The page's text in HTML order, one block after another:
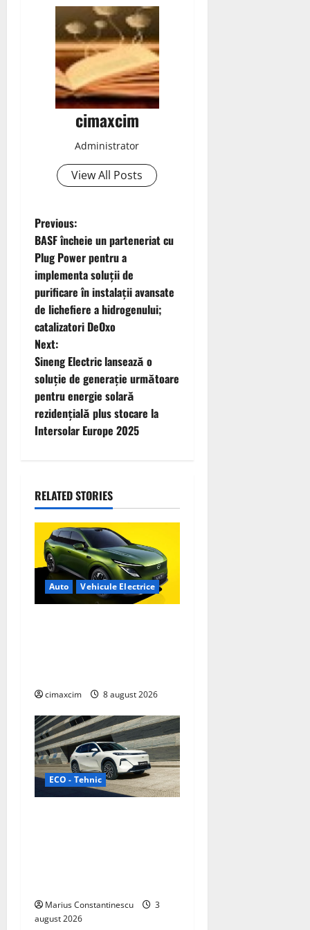
cimaxcim
Administrator
View All Posts
P
o
s
t
n
a
v
i
a
t
o
n
Previous:
BASF încheie un parteneriat cu
Plug Power pentru a
implementa soluții de
purificare în instalații avansate
de lichefiere a hidrogenului;
catalizatori DeOxo
Next:
Sineng Electric lansează o
soluție de generație următoare
pentru energie solară
rezidențială plus stocare la
Intersolar Europe 2025
RELATED STORIES
Auto Vehicule Electrice
cimaxcim 8 august 2026
ECO - Tehnic
Marius Constantinescu
3
august 2026